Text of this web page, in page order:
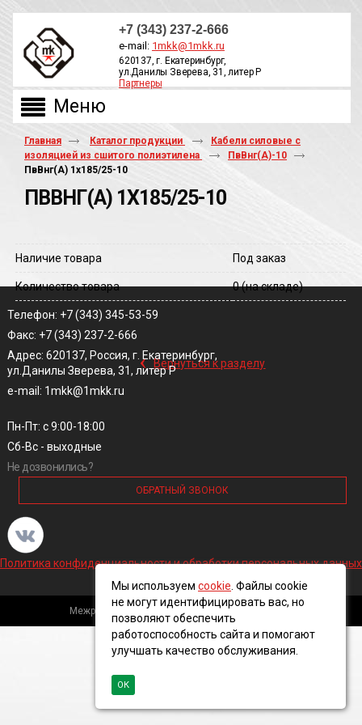
+7 (343) 237-2-666
e-mail: 1mkk@1mkk.ru
620137, г. Екатеринбург,
ул.Данилы Зверева, 31, литер Р
Партнеры
Главная Каталог продукции
Кабели силовые с
изоляцией из сшитого полиэтилена
ПвВнг(А)-10
ПвВнг(A) 1х185/25-10
ПВВНГ(A) 1Х185/25-10
Наличие товара Под заказ
Количество товара 0(на складе)
‹ Вернуться к разделу
Телефон: +7 (343) 345-53-59
Факс: +7 (343) 237-2-666
Адрес: 620137, Россия, г. Екатеринбург,
ул.Данилы Зверева, 31, литер Р
e-mail: 1mkk@1mkk.ru
Пн-Пт: с 9:00-18:00
Сб-Вс - выходные
Не дозвонились?
ОБРАТНЫЙ ЗВОНОК
Политика конфиденциальности и обработки персональных данных
Межрегиональная кабельная компания, 2016 ©
Мы используем cookie . Файлы cookie
не могут идентифицировать вас, но
позволяют обеспечить
работоспособность сайта и помогают
улучшать качество обслуживания.
ОК